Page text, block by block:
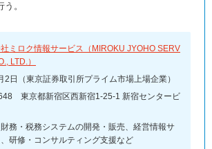
。
ミロク情報サービス（MIROKU JYOHO SERV
LTD.）
2日（東京証券取引所プライム市場上場企業）
東京都新宿区西新宿1-25-1 新宿センタービ
務・税務システムの開発・販売、経営情報サ
研修・コンサルティング支援など